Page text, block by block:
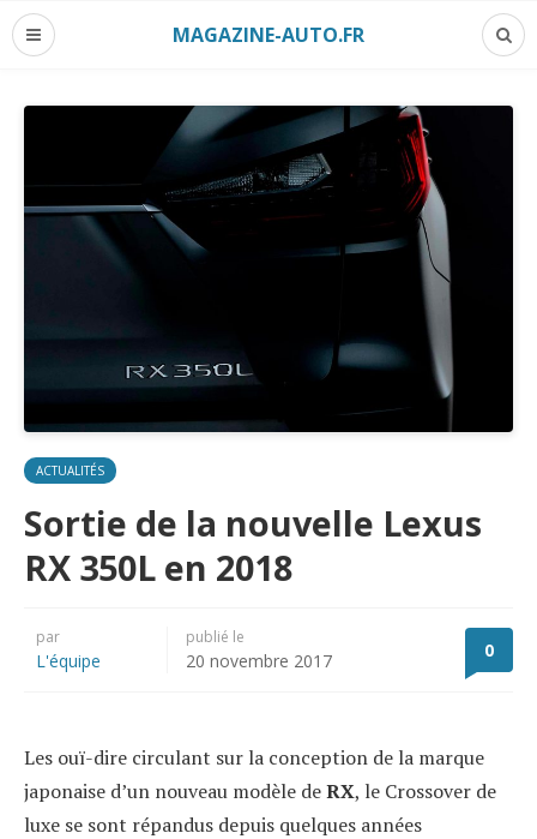
MAGAZINE-AUTO.FR
ACTUALITÉS
Sortie de la nouvelle Lexus
RX 350L en 2018
par
L'équipe
publié le
20 novembre 2017 0
Les ouï-dire circulant sur la conception de la marque
japonaise d’un nouveau modèle deRX, le Crossover de
luxe se sont répandus depuis quelques années